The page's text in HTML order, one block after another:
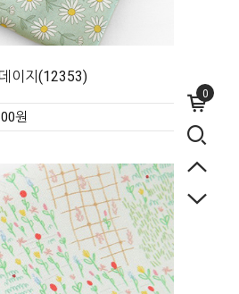
0
이지(12353)
원